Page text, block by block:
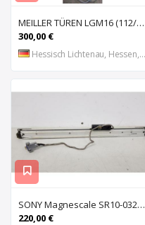
MEILLER TÜREN LGM16 (112/2000 S) (112/2000 E) Lichtgitter, Sicherheits-Lichtvorhang, Lichtschran
300,00 €
Hessisch Lichtenau, Hessen, DE
SONY Magnescale SR10-032 Magnetisches Längenmesssystem, Maßstab, Längenmess
220,00 €